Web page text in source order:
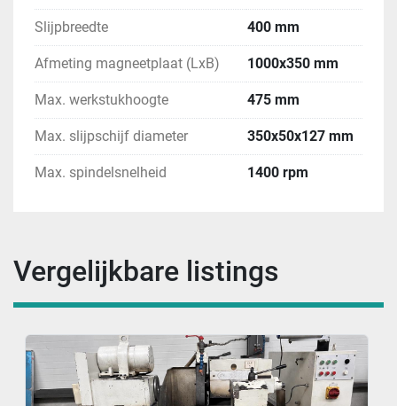
Slijpbreedte 400 mm
Afmeting magneetplaat (LxB) 1000x350 mm
Max. werkstukhoogte 475 mm
Max. slijpschijf diameter 350x50x127 mm
Max. spindelsnelheid 1400 rpm
Vergelijkbare listings